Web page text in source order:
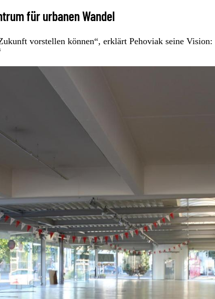
für urbanen Wandel
vorstellen können“, erklärt Pehoviak seine Vision: